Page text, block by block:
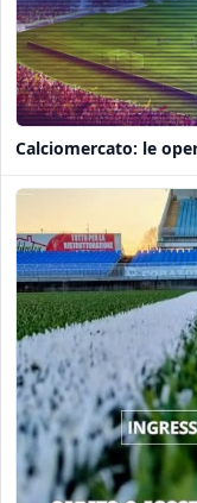
Calciomercato: le